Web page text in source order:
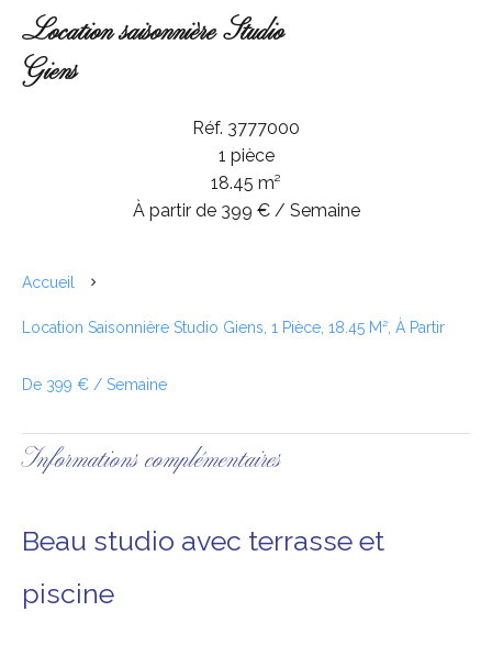
Location saisonnière Studio
Giens
Réf. 3777000
1 pièce
18.45 m²
À partir de 399 € / Semaine
Accueil
Location Saisonnière Studio Giens, 1 Pièce, 18.45 M², À Partir
De 399 € / Semaine
Informations complémentaires
Beau studio avec terrasse et
piscine